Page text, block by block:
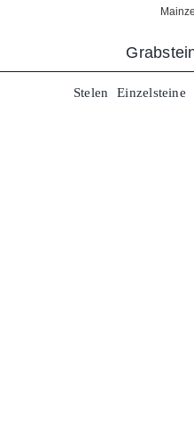
Stelen Einzelsteine